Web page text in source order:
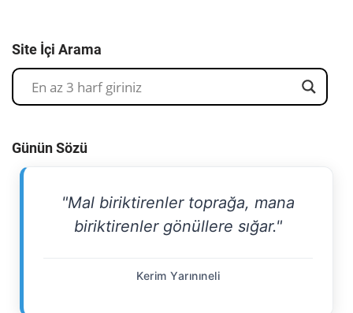
Site İçi Arama
Günün Sözü
"Mal biriktirenler toprağa, mana
biriktirenler gönüllere sığar."
Kerim Yarınıneli